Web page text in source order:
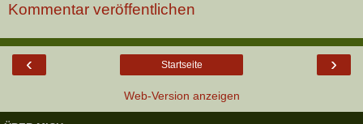
Kommentar veröffentlichen
‹ ›
Startseite
Web-Version anzeigen